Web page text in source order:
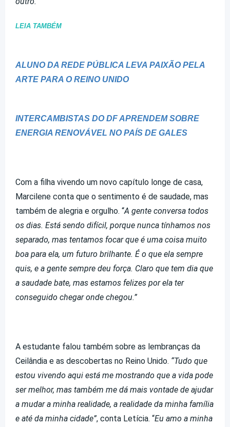
LEIA TAMBÉM
ALUNO DA REDE PÚBLICA LEVA PAIXÃO PELA
ARTE PARA O REINO UNIDO
INTERCAMBISTAS DO DF APRENDEM SOBRE
ENERGIA RENOVÁVEL NO PAÍS DE GALES
Com a filha vivendo um novo capítulo longe de casa,
Marcilene conta que o sentimento é de saudade, mas
também de alegria e orgulho. “A gente conversa todos
os dias. Está sendo difícil, porque nunca tínhamos nos
separado, mas tentamos focar que é uma coisa muito
boa para ela, um futuro brilhante. É o que ela sempre
quis, e a gente sempre deu força. Claro que tem dia que
a saudade bate, mas estamos felizes por ela ter
conseguido chegar onde chegou.”
A estudante falou também sobre as lembranças da
Ceilândia e as descobertas no Reino Unido. “Tudo que
estou vivendo aqui está me mostrando que a vida pode
ser melhor, mas também me dá mais vontade de ajudar
a mudar a minha realidade, a realidade da minha família
e até da minha cidade”, conta Letícia. “Eu amo a minha